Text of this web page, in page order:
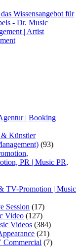
Wissensangebot für
- Dr. Music
| Artist
| Booking
& Künstler
(93)
PR | Music PR,
TV-Promotion | Music
Session (17)
Video (127)
Videos (384)
(21)
Commercial (7)